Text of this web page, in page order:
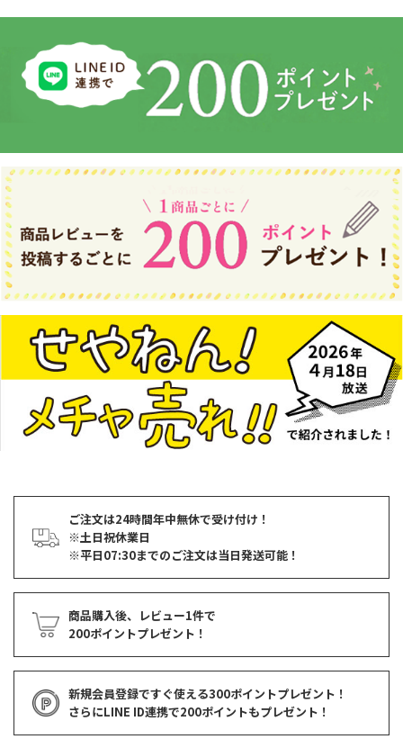
ご注文は24時間年中無休で受け付け！
※土日祝休業日
※平日07:30までのご注文は当日発送可能！
商品購入後、レビュー1件で
200ポイントプレゼント！
新規会員登録ですぐ使える300ポイントプレゼント！
さらにLINE ID連携で200ポイントもプレゼント！